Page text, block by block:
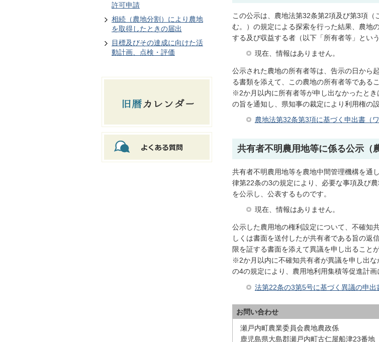
許可申請
相続（農地分割）により農地
を取得したときの届出
目標及びその達成に向けた活
動計画、点検・評価
この公示は、農地法第32条第2項及び第3項
む。）の規定による探索を行った結果、農地
する及び収益する者（以下「所有者等」とい
現在、情報はありません。
公示された農地の所有者等は、告示の日から
る書類を添えて、この農地の所有者等である
※2か月以内に所有者等が申し出なかったと
の旨を通知し、県知事の裁定により利用権の
農地法第32条第3項に基づく申出書（ワ
共有者不明農用地等に係る公示（
共有者不明農用地等を農地中間管理機構を通
律第22条の3の規定により、必要な事項及び
を公示し、公表するものです。
現在、情報はありません。
公示した農用地の権利設定について、不確知
しくは書面を送付したが共有者である旨の返
限を証する書面を添えて異議を申し出ることが
※2か月以内に不確知共有者が異議を申し出
の4の規定により、農用地利用集積等促進計画
法第22条の3第5号に基づく異議の申出
お問い合わせ
瀬戸内町農業委員会農地農政係
鹿児島県大島郡瀬戸内町古仁屋船津23番地